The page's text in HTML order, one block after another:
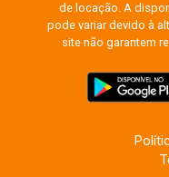
de locação. A
pode variar devido à
site não garantem